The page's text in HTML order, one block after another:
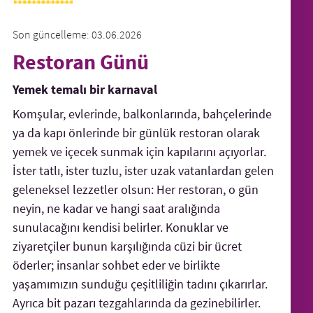
Son güncelleme: 03.06.2026
Restoran Günü
Yemek temalı bir karnaval
Komşular, evlerinde, balkonlarında, bahçelerinde
ya da kapı önlerinde bir günlük restoran olarak
yemek ve içecek sunmak için kapılarını açıyorlar.
İster tatlı, ister tuzlu, ister uzak vatanlardan gelen
geleneksel lezzetler olsun: Her restoran, o gün
neyin, ne kadar ve hangi saat aralığında
sunulacağını kendisi belirler. Konuklar ve
ziyaretçiler bunun karşılığında cüzi bir ücret
öderler; insanlar sohbet eder ve birlikte
yaşamımızın sunduğu çeşitliliğin tadını çıkarırlar.
Ayrıca bit pazarı tezgahlarında da gezinebilirler.